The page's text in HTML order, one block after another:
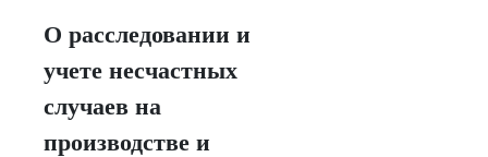
О расследовании и
учете несчастных
случаев на
производстве и